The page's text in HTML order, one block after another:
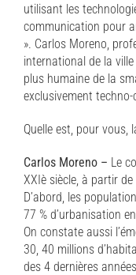
utilisant les
communication pour
». Carlos Moreno,
international de la
plus humaine de la
exclusivement
Quelle est, pour
Carlos Moreno – Le
XXIè siècle, à partir
D’abord, les
77 % d’urbanisation
On constate aussi
30, 40 millions
des 4 dernières